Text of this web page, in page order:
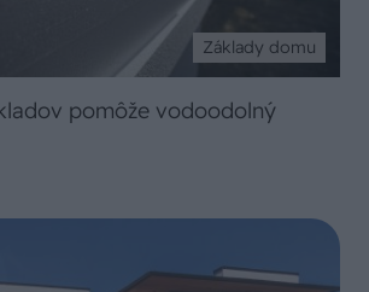
Základy domu
pomôže vodoodolný